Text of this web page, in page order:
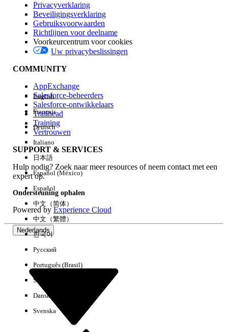
Privacyverklaring
Beveiligingsverklaring
Gebruiksvoorwaarden
Richtlijnen voor deelname
Voorkeurcentrum voor cookies
Uw privacybeslissingen
COMMUNITY
AppExchange
Salesforce-beheerders
Salesforce-ontwikkelaars
Trailhead
Training
Vertrouwen
SUPPORT & SERVICES
Hulp nodig? Zoek naar meer resources of neem contact met een
expert op.
Ondersteuning ophalen
Powered byExperience Cloud
Nederlands
English
Français
Deutsch
Italiano
日本語
Español (México)
Español
中文（简体）
中文（繁體）
한국어
Русский
Português (Brasil)
Suomi
Dansk
Svenska